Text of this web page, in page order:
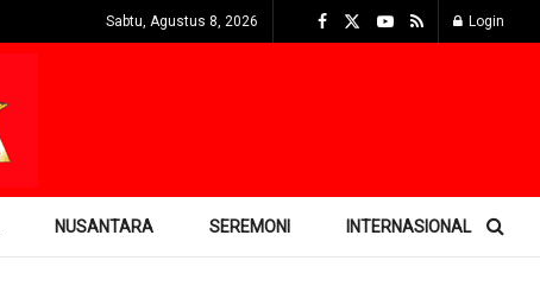
Sabtu, Agustus 8, 2026 Login
NUSANTARA SEREMONI INTERNASIONAL